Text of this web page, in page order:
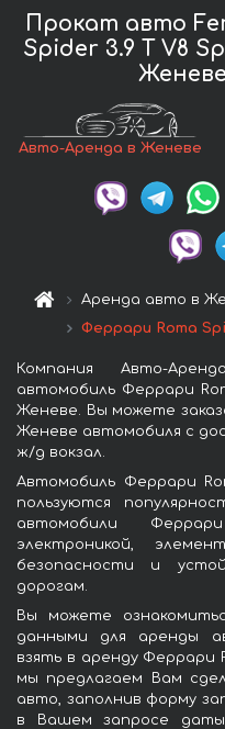
Прокат авто
Spider 3.9 T V8
Женеве
Авто-Аренда в Женеве
Аренда авто в
Феррари Roma
Компания Авто-
автомобиль Феррари
Женеве. Вы можете
Женеве автомобиля с
ж/д вокзал.
Автомобиль Феррари
пользуются
автомобили
электроникой,
безопасности и
дорогам.
Вы можете
данными для аренды
взять в аренду Феррари
мы предлагаем Вам
авто, заполнив форму
в Вашем запросе